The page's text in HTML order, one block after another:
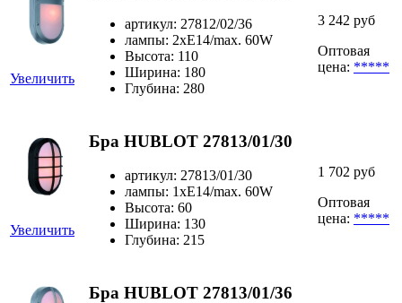
Увеличить
артикул: 27812/02/36
лампы: 2xE14/max. 60W
Высота: 110
Ширина: 180
Глубина: 280
3 242 руб
Оптовая
цена: *****
Увеличить
Бра HUBLOT 27813/01/30
артикул: 27813/01/30
лампы: 1xE14/max. 60W
Высота: 60
Ширина: 130
Глубина: 215
1 702 руб
Оптовая
цена: *****
Бра HUBLOT 27813/01/36